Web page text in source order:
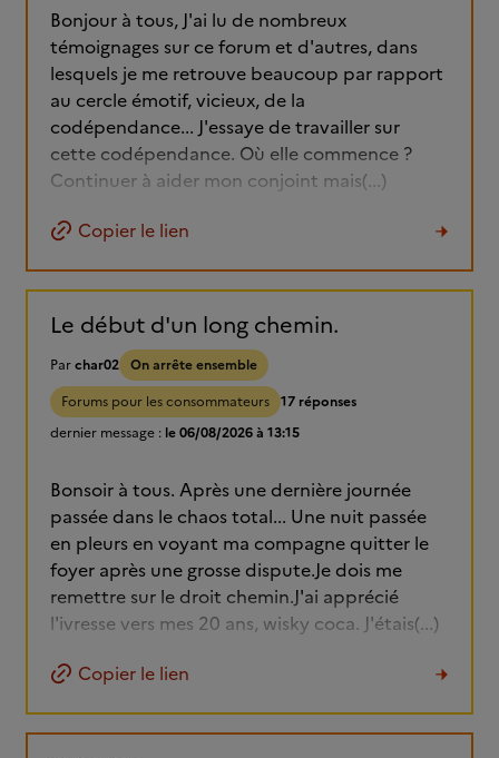
Bonjour à tous, J'ai lu de nombreux
témoignages sur ce forum et d'autres, dans
lesquels je me retrouve beaucoup par rapport
au cercle émotif, vicieux, de la
codépendance... J'essaye de travailler sur
cette codépendance. Où elle commence ?
Continuer à aider mon conjoint mais(...)
Copier le lien
Le début d'un long chemin.
Parchar02 On arrête ensemble
Forums pour les consommateurs 17 réponses
dernier message : le 06/08/2026 à 13:15
Bonsoir à tous. Après une dernière journée
passée dans le chaos total... Une nuit passée
en pleurs en voyant ma compagne quitter le
foyer après une grosse dispute.Je dois me
remettre sur le droit chemin.J'ai apprécié
l'ivresse vers mes 20 ans, wisky coca. J'étais(...)
Copier le lien